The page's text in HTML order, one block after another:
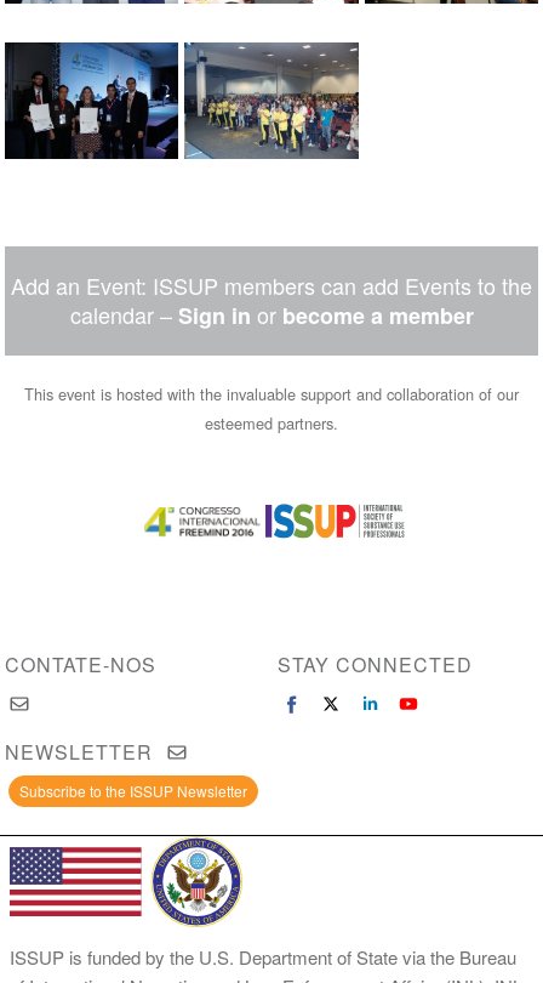
Add an Event: ISSUP members can add Events to the
calendar – Sign in or become a member
This event is hosted with the invaluable support and collaboration of our
esteemed partners.
Image
CONTATE-NOS STAY CONNECTED
NEWSLETTER
Subscribe to the ISSUP Newsletter
ISSUP is funded by the U.S. Department of State via the Bureau